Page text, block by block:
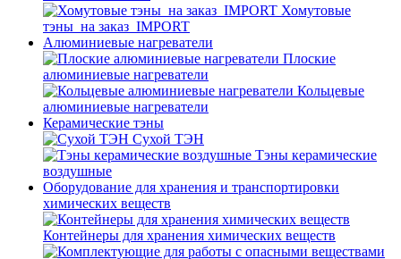
Хомутовые
тэны_на заказ_IMPORT
Алюминиевые нагреватели
Плоские
алюминиевые нагреватели
Кольцевые
алюминиевые нагреватели
Керамические тэны
Сухой ТЭН
Тэны керамические
воздушные
Оборудование для хранения и транспортировки
химических веществ
Контейнеры для хранения химических веществ